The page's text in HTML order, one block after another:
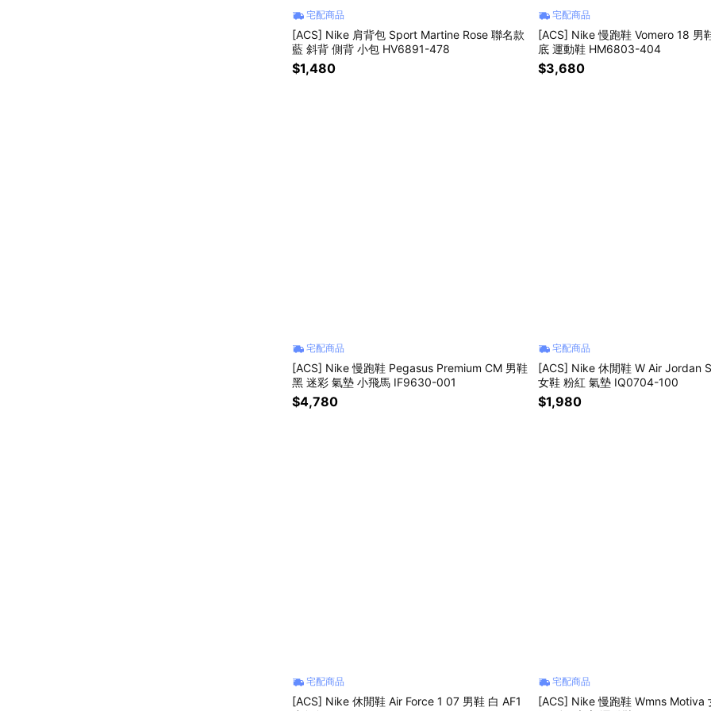
宅配商品
[ACS] Nike 肩背包 Sport Martine Rose 聯名款
藍 斜背 側背 小包 HV6891-478
$1,480
宅配商品
[ACS] Nike 慢跑鞋 Vomero 18 男
底 運動鞋 HM6803-404
$3,680
宅配商品
[ACS] Nike 慢跑鞋 Pegasus Premium CM 男鞋
黑 迷彩 氣墊 小飛馬 IF9630-001
$4,780
宅配商品
[ACS] Nike 休閒鞋 W Air Jordan
女鞋 粉紅 氣墊 IQ0704-100
$1,980
宅配商品
[ACS] Nike 休閒鞋 Air Force 1 07 男鞋 白 AF1
宅配商品
[ACS] Nike 慢跑鞋 Wmns Motiva